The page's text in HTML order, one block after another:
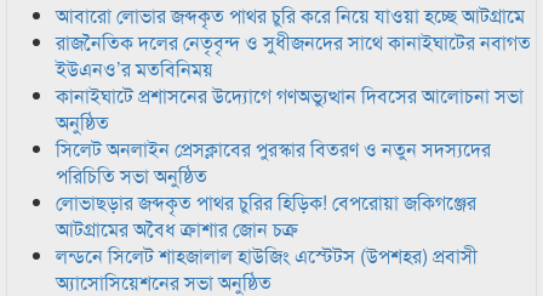
আবারো লোভার জব্দকৃত পাথর চুরি করে নিয়ে যাওয়া হচ্ছে আটগ্রামে
রাজনৈতিক দলের নেতৃবৃন্দ ও সুধীজনদের সাথে কানাইঘাটের নবাগত
ইউএনও’র মতবিনিময়
কানাইঘাটে প্রশাসনের উদ্যোগে গণঅভ্যুত্থান দিবসের আলোচনা সভা
অনুষ্ঠিত
সিলেট অনলাইন প্রেসক্লাবের পুরস্কার বিতরণ ও নতুন সদস্যদের
পরিচিতি সভা অনুষ্ঠিত
লোভাছড়ার জব্দকৃত পাথর চুরির হিড়িক! বেপরোয়া জকিগঞ্জের
আটগ্রামের অবৈধ ক্রাশার জোন চক্র
লন্ডনে সিলেট শাহজালাল হাউজিং এস্টেটস (উপশহর) প্রবাসী
অ্যাসোসিয়েশনের সভা অনুষ্ঠিত